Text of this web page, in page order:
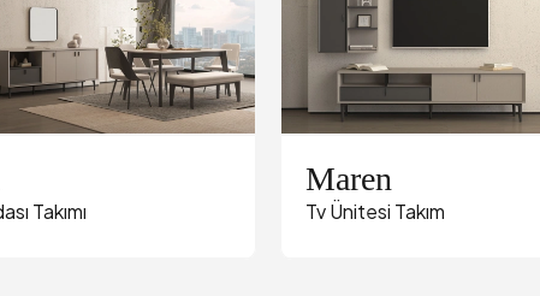
Takımı
Maren
Tv Ünitesi Takım